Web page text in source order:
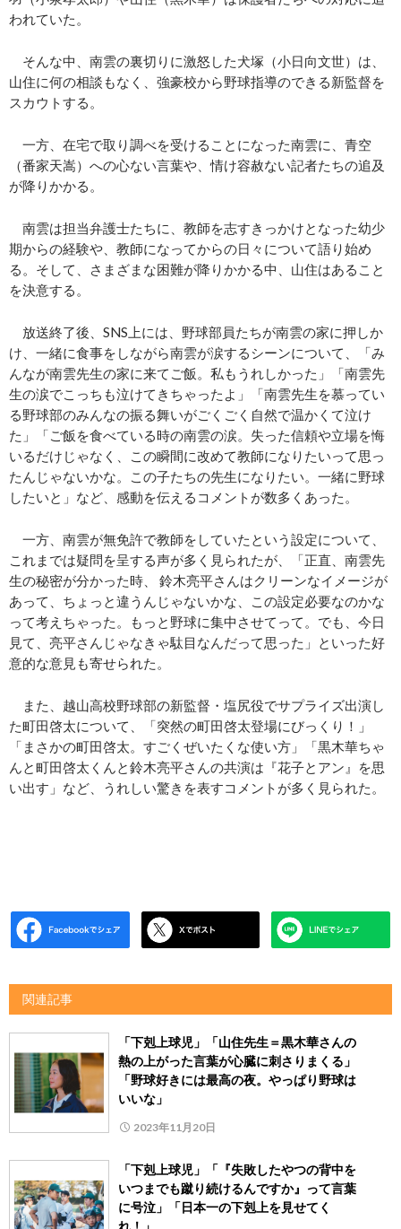
われていた。
そんな中、南雲の裏切りに激怒した犬塚（小日向文世）は、
山住に何の相談もなく、強豪校から野球指導のできる新監督を
スカウトする。
一方、在宅で取り調べを受けることになった南雲に、青空
（番家天嵩）への心ない言葉や、情け容赦ない記者たちの追及
が降りかかる。
南雲は担当弁護士たちに、教師を志すきっかけとなった幼少
期からの経験や、教師になってからの日々について語り始め
る。そして、さまざまな困難が降りかかる中、山住はあること
を決意する。
放送終了後、SNS上には、野球部員たちが南雲の家に押しか
け、一緒に食事をしながら南雲が涙するシーンについて、「み
んなが南雲先生の家に来てご飯。私もうれしかった」「南雲先
生の涙でこっちも泣けてきちゃったよ」「南雲先生を慕ってい
る野球部のみんなの振る舞いがごくごく自然で温かくて泣け
た」「ご飯を食べている時の南雲の涙。失った信頼や立場を悔
いるだけじゃなく、この瞬間に改めて教師になりたいって思っ
たんじゃないかな。この子たちの先生になりたい。一緒に野球
したいと」など、感動を伝えるコメントが数多くあった。
一方、南雲が無免許で教師をしていたという設定について、
これまでは疑問を呈する声が多く見られたが、「正直、南雲先
生の秘密が分かった時、 鈴木亮平さんはクリーンなイメージが
あって、ちょっと違うんじゃないかな、この設定必要なのかな
って考えちゃった。もっと野球に集中させてって。でも、今日
見て、亮平さんじゃなきゃ駄目なんだって思った」といった好
意的な意見も寄せられた。
また、越山高校野球部の新監督・塩尻役でサプライズ出演し
た町田啓太について、「突然の町田啓太登場にびっくり！」
「まさかの町田啓太。すごくぜいたくな使い方」「黒木華ちゃ
んと町田啓太くんと鈴木亮平さんの共演は『花子とアン』を思
い出す」など、うれしい驚きを表すコメントが多く見られた。
関連記事
「下剋上球児」「山住先生＝黒木華さんの
熱の上がった言葉が心臓に刺さりまくる」
「野球好きには最高の夜。やっぱり野球は
いいな」
2023年11月20日
「下剋上球児」「『失敗したやつの背中を
いつまでも蹴り続けるんですか』って言葉
に号泣」「日本一の下剋上を見せてく